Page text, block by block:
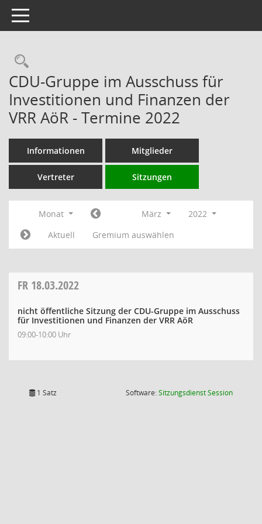
Toggle navigation
Rechercheauswahl
CDU-Gruppe im Ausschuss für
Investitionen und Finanzen der
VRR AöR - Termine 2022
Informationen Mitglieder
Vertreter Sitzungen
Monat März
2022
Aktuell
Gremium auswählen
FR 18.03.2022
nicht öffentliche Sitzung der CDU-Gruppe im Ausschuss
für Investitionen und Finanzen der VRR AöR
09:00-10:00 Uhr
1 Satz Software:SitzungsdienstSession(Wird in